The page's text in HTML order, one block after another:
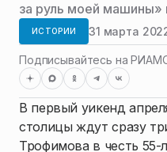
за руль моей машины»
ИСТОРИИ 31 марта
Подписывайтесь на
В первый уикенд
столицы ждут сразу
Трофимова в честь 55-